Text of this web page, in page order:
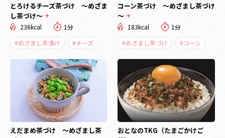
とろけるチーズ茶づけ ～めざま
し茶づけ～
236kcal
1分
#めざまし茶漬け
#チーズ
コーン茶づけ ～めざまし茶づけ
～
183kcal
1分
#めざまし茶づけ
#コーン
えだまめ茶づけ ～めざまし茶
おとなのTKG（たまごかけご